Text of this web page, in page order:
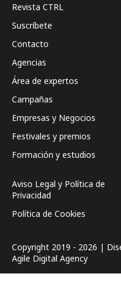
Revista CTRL
Suscríbete
Contacto
Agencias
Área de expertos
Campañas
Empresas y Negocios
Festivales y premios
Formación y estudios
Aviso Legal y Política de
Privacidad
Política de Cookies
Copyright 2019 - 2026 |
Agile Digital Agency